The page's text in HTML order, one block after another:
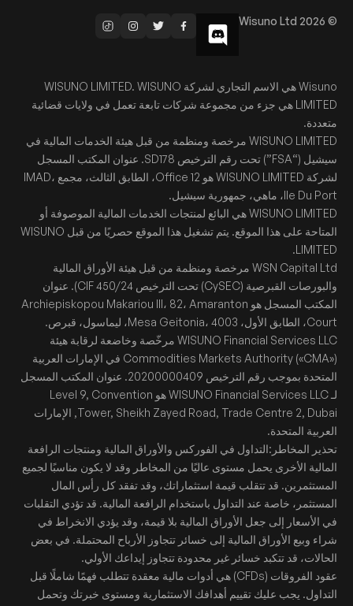
© Wisuno Ltd 2026
Wisuno هي الاسم التجاري لشركة WISUNO LIMITED. WISUNO
LIMITED هي جزء من مجموعة شركات تابعة تعمل في ولايات قضائية
متعددة.
WISUNO LIMITED مرخصة ومنظمة من قبل هيئة الخدمات المالية في
سيشيل (“FSA”) تحت رقم الترخيص SD178. عنوان المكتب المسجل
لشركة WISUNO LIMITED هو Office 12، الطابق الثالث، مجمع IMAD،
Ile Du Port، ماهي، جمهورية سيشيل.
WISUNO LIMITED هي البائع لمنتجات الخدمات المالية الموصوفة أو
المتاحة على هذا الموقع. يتم تشغيل هذا الموقع حصريًا من قبل WISUNO
LIMITED.
WSN Capital Ltd مرخصة ومنظمة من قبل هيئة الأوراق المالية
والبورصات القبرصية (CySEC) تحت الترخيص CIF 450/24). عنوان
المكتب المسجل هو Archiepiskopou Makariou III، 82، Amaranton
Court، الطابق الأول، Mesa Geitonia، 4003، ليماسول، قبرص.
WISUNO Financial Services LLC مرخّصة وخاضعة لرقابة هيئة
Commodities Markets Authority («CMA») في الإمارات العربية
المتحدة بموجب رقم الترخيص 20200000409. عنوان المكتب المسجل
لـ WISUNO Financial Services LLC هو Level 9, Convention
Tower, Sheikh Zayed Road, Trade Centre 2, Dubai, الإمارات
العربية المتحدة.
تحذير المخاطر:التداول في الفوركس والأوراق المالية ومنتجات الرافعة
المالية الأخرى يحمل مستوى عاليًا من المخاطر وقد لا يكون مناسبًا لجميع
المستثمرين. قد تتقلب قيمة استثماراتك، وقد تفقد كل رأس المال
المستثمر، خاصة عند التداول باستخدام الرافعة المالية. قد تؤدي التقلبات
في الأسعار إلى جعل الأوراق المالية بلا قيمة، وقد يؤدي الانخراط في
شراء وبيع الأوراق المالية إلى خسائر تتجاوز الأرباح المحتملة. في بعض
الحالات، قد تتكبد خسائر غير محدودة تتجاوز إيداعك الأولي.
عقود الفروقات (CFDs) هي أدوات مالية معقدة تتطلب فهمًا شاملًا قبل
التداول. يجب عليك تقييم أهدافك الاستثمارية ومستوى خبرتك وتحمل